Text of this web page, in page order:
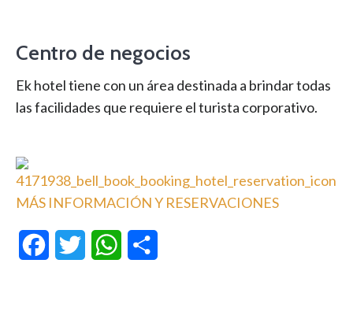
Centro de negocios
Ek hotel tiene con un área destinada a brindar todas
las facilidades que requiere el turista corporativo.
MÁS INFORMACIÓN Y RESERVACIONES
FacebookTwitter WhatsApp